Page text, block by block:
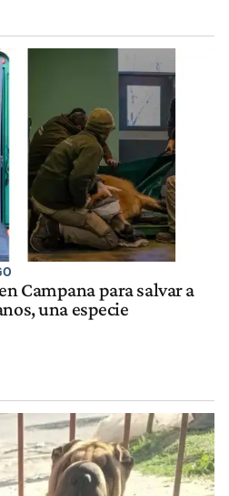
Campana para salvar a
una especie